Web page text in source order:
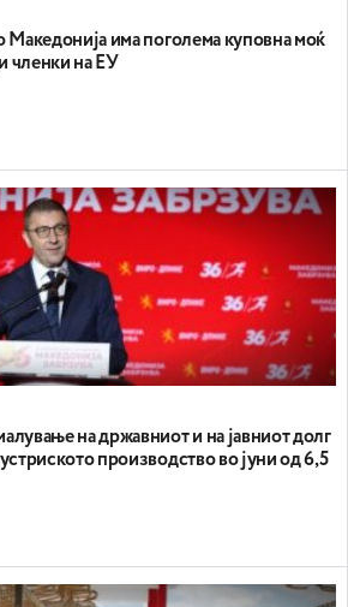
Македонија има поголема куповна моќ
членки на ЕУ
на државниот и на јавниот долг
производство во јуни од 6,5